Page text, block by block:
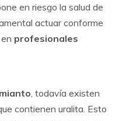
en riesgo la salud de
actuar conforme
profesionales
, todavía existen
contienen uralita. Esto